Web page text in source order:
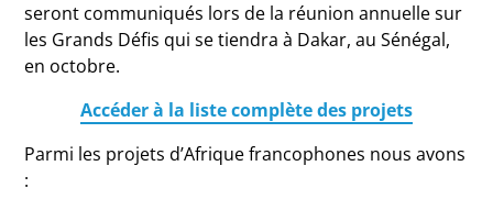
seront communiqués lors de la réunion annuelle sur
les Grands Défis qui se tiendra à Dakar, au Sénégal,
en octobre.
Accéder à la liste complète des projets
Parmi les projets d’Afrique francophones nous avons
: